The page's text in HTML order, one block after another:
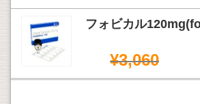
フォビカル
¥3,060